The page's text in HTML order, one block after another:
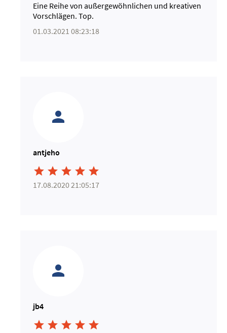
Eine Reihe von außergewöhnlichen und kreativen
Vorschlägen. Top.
01.03.2021 08:23:18
antjeho
    
17.08.2020 21:05:17
jb4
    